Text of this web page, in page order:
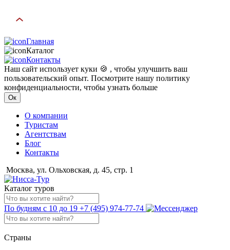
Главная
Каталог
Контакты
Наш сайт использует куки 🍪 , чтобы улучшить ваш
пользовательский опыт. Посмотрите нашу политику
конфиденциальности, чтобы узнать больше
Ок
О компании
Туристам
Агентствам
Блог
Контакты
Москва, ул. Ольховская, д. 45, стр. 1
Каталог туров
По будням с 10 до 19 +7 (495) 974-77-74
Страны